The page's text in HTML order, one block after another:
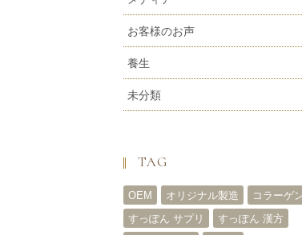
お客様のお声
養生
未分類
TAG
OEM オリジナル製造
コラーゲ
すっぽん サプリ
すっぽん 漢方